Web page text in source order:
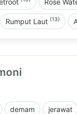
Rumput Laut (13)
demam jerawat